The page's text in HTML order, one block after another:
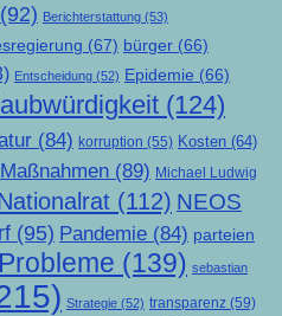
(92) Berichterstattung (53)
(67) bürger (66)
Entscheidung (52) Epidemie (66)
(124)
(84) korruption (55) Kosten (64)
Maßnahmen (89) Michael Ludwig
(112) NEOS
(95) Pandemie (84) parteien
Probleme (139) sebastian
Strategie (52) transparenz (59)